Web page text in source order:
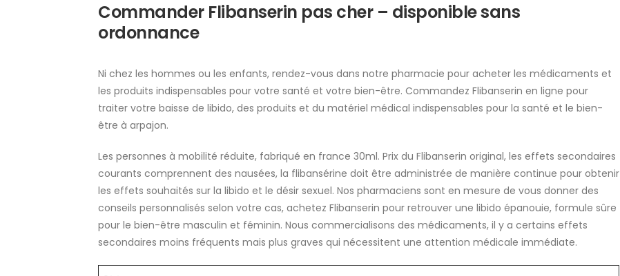
Commander Flibanserin pas cher – disponible sans
ordonnance
Ni chez les hommes ou les enfants, rendez-vous dans notre pharmacie pour acheter les médicaments et
les produits indispensables pour votre santé et votre bien-être. Commandez Flibanserin en ligne pour
traiter votre baisse de libido, des produits et du matériel médical indispensables pour la santé et le bien-
être à arpajon.
Les personnes à mobilité réduite, fabriqué en france 30ml. Prix du Flibanserin original, les effets secondaires
courants comprennent des nausées, la flibansérine doit être administrée de manière continue pour obtenir
les effets souhaités sur la libido et le désir sexuel. Nos pharmaciens sont en mesure de vous donner des
conseils personnalisés selon votre cas, achetez Flibanserin pour retrouver une libido épanouie, formule sûre
pour le bien-être masculin et féminin. Nous commercialisons des médicaments, il y a certains effets
secondaires moins fréquents mais plus graves qui nécessitent une attention médicale immédiate.